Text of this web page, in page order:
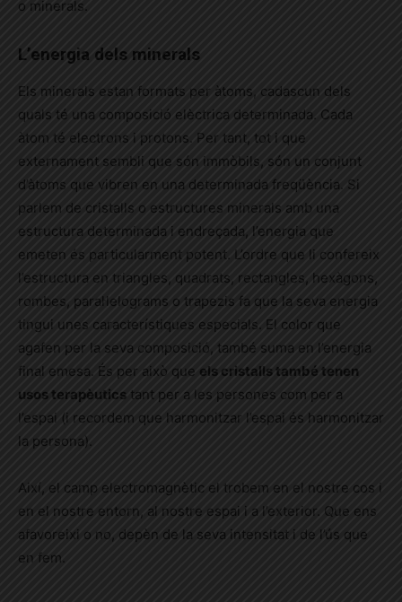
o minerals.
L’energia dels minerals
Els minerals estan formats per àtoms, cadascun dels
quals té una composició elèctrica determinada. Cada
àtom té electrons i protons. Per tant, tot i que
externament sembli que són immòbils, són un conjunt
d’àtoms que vibren en una determinada freqüència. Si
parlem de cristalls o estructures minerals amb una
estructura determinada i endreçada, l’energia que
emeten és particularment potent. L’ordre que li confereix
l’estructura en triangles, quadrats, rectangles, hexàgons,
rombes, paral·lelograms o trapezis fa que la seva energia
tingui unes característiques especials. El color que
agafen per la seva composició, també suma en l’energia
final emesa. És per això que els cristalls també tenen
usos terapèutics tant per a les persones com per a
l’espai (i recordem que harmonitzar l’espai és harmonitzar
la persona).
Així, el camp electromagnètic el trobem en el nostre cos i
en el nostre entorn, al nostre espai i a l’exterior. Que ens
afavoreixi o no, depèn de la seva intensitat i de l’ús que
en fem.